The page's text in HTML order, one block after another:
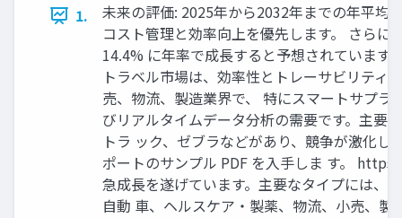
1.
未来の評価: 2025年から2032年までの年平均
コスト管理と効率向上を優先します。 さら
14.4% に年率で成長すると予想されています
トラベル市場は、効率性とトレーサビリテ
売、物流、製造業界で、 特にスマートサプ
びリアルタイムデータ分析の需要です。主要
トラ ック、ゼブラなどがあり、競争が激化
ポートのサンプル PDF を入手しま す。
急成長を遂げています。主要なタイプには、
自動 車、ヘルスケア・製薬、物流、小売、